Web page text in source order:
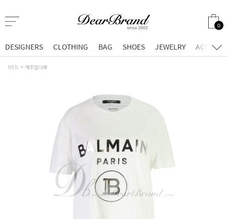
0
DESIGNERS CLOTHING BAG SHOES JEWELRY
MEN 캐주얼의류